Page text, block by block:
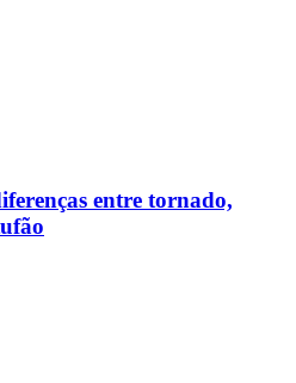
entre tornado,